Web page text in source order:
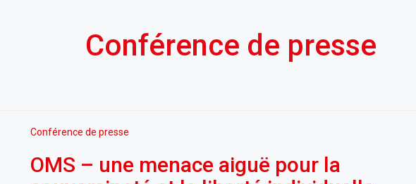
Conférence de presse
Conférence de presse
OMS – une menace aiguë pour la